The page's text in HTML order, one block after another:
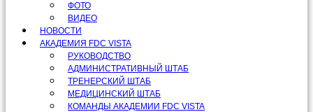
ФОТО
ВИДЕО
НОВОСТИ
АКАДЕМИЯ FDC VISTA
РУКОВОДСТВО
АДМИНИСТРАТИВНЫЙ ШТАБ
ТРЕНЕРСКИЙ ШТАБ
МЕДИЦИНСКИЙ ШТАБ
КОМАНДЫ АКАДЕМИИ FDC VISTA